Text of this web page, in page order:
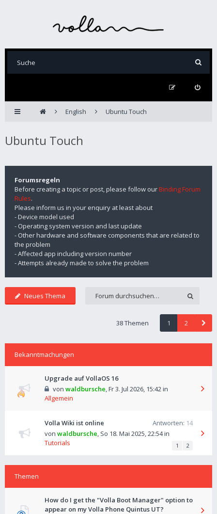
English Ubuntu Touch
Ubuntu Touch
Forumsregeln
Before creating a topic or post, please follow ourBinding Forum
Rules.
Please inform us in your enquiry at least about
- Device model used
- Operating system version and last update
- Other hardware and software components that are related to
the problem
- Affected app including version number
- Attempts already made to solve the problem
Neues Thema
38 Themen 1 2
Bekanntmachungen
Upgrade auf VollaOS 16
von waldbursche,Fr 3. Jul 2026, 15:42in
Allgemein
Volla Wiki ist online Antworten: 14
von waldbursche, So 18. Mai 2025, 22:54in
Tutorials
1 2
Themen
How do I get the "Volla Boot Manager" option to
appear on my Volla Phone Quintus UT?